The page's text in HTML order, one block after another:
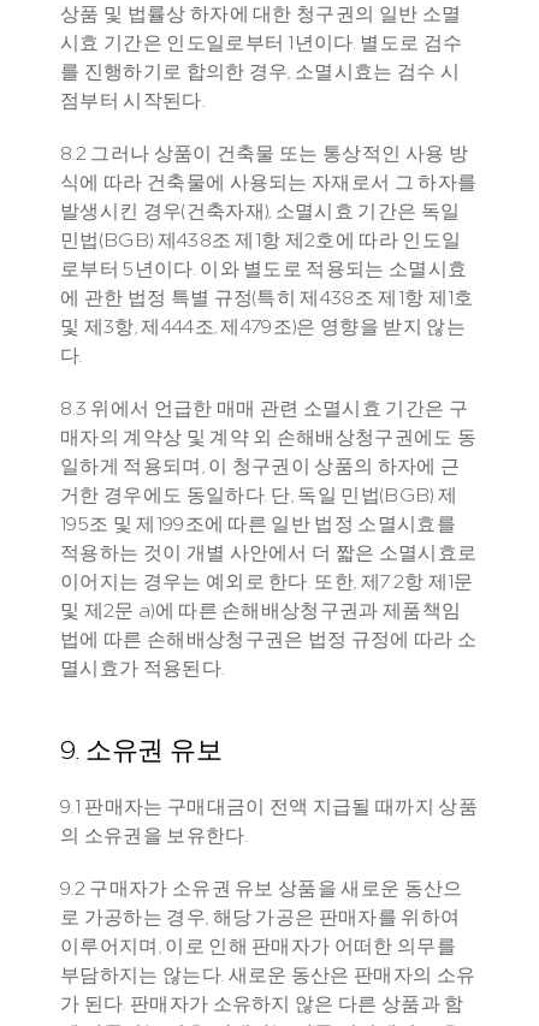
상품 및 법률상 하자에 대한 청구권의 일반 소멸
시효 기간은 인도일로부터 1년이다. 별도로 검수
를 진행하기로 합의한 경우, 소멸시효는 검수 시
점부터 시작된다.
8.2 그러나 상품이 건축물 또는 통상적인 사용 방
식에 따라 건축물에 사용되는 자재로서 그 하자를
발생시킨 경우(건축자재), 소멸시효 기간은 독일
민법(BGB) 제438조 제1항 제2호에 따라 인도일
로부터 5년이다. 이와 별도로 적용되는 소멸시효
에 관한 법정 특별 규정(특히 제438조 제1항 제1호
및 제3항, 제444조, 제479조)은 영향을 받지 않는
다.
8.3 위에서 언급한 매매 관련 소멸시효 기간은 구
매자의 계약상 및 계약 외 손해배상청구권에도 동
일하게 적용되며, 이 청구권이 상품의 하자에 근
거한 경우에도 동일하다. 단, 독일 민법(BGB) 제
195조 및 제199조에 따른 일반 법정 소멸시효를
적용하는 것이 개별 사안에서 더 짧은 소멸시효로
이어지는 경우는 예외로 한다. 또한, 제7.2항 제1문
및 제2문 a)에 따른 손해배상청구권과 제품책임
법에 따른 손해배상청구권은 법정 규정에 따라 소
멸시효가 적용된다.
9. 소유권 유보
9.1 판매자는 구매대금이 전액 지급될 때까지 상품
의 소유권을 보유한다.
9.2 구매자가 소유권 유보 상품을 새로운 동산으
로 가공하는 경우, 해당 가공은 판매자를 위하여
이루어지며, 이로 인해 판매자가 어떠한 의무를
부담하지는 않는다. 새로운 동산은 판매자의 소유
가 된다. 판매자가 소유하지 않은 다른 상품과 함